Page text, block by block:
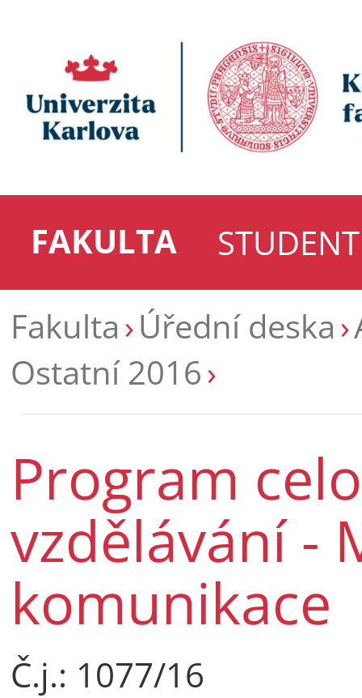
FAKULTA
STUDENT
Fakulta Úřední deska
Ostatní 2016
Program
vzdělávání -
komunikace
Č.j.: 1077/16